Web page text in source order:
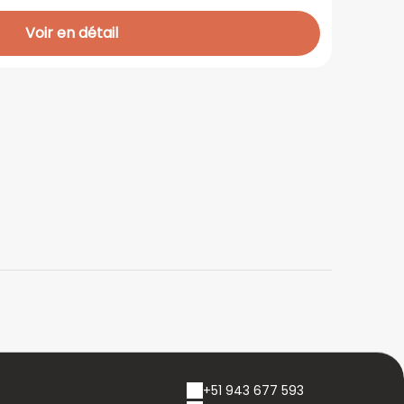
Voir en détail
+51 943 677 593